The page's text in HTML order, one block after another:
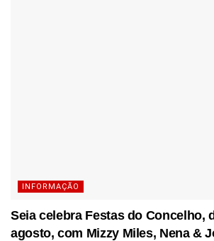
INFORMAÇÃO
Seia celebra Festas do Concelho,
agosto, com Mizzy Miles, Nena &